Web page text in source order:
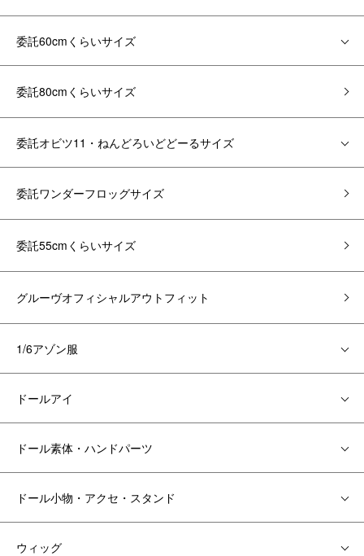
委託60cmくらいサイズ
委託80cmくらいサイズ
委託オビツ11・ねんどろいどどーるサイズ
委託ワンダーフロッグサイズ
委託55cmくらいサイズ
グルーヴオフィシャルアウトフィット
1/6アゾン服
ドールアイ
ドール素体・ハンドパーツ
ドール小物・アクセ・スタンド
ウィッグ